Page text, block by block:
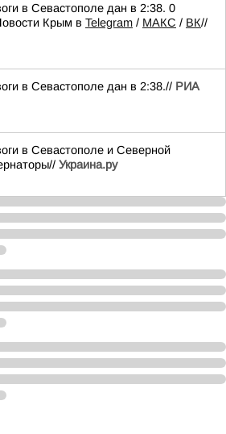
в Севастополе дан в 2:38. 0
Крым в Telegram / МАКС / ВК//
в Севастополе дан в 2:38.// РИА
в Севастополе и Северной
Украина.ру